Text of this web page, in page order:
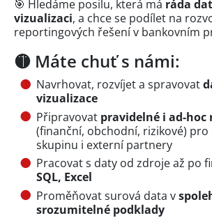
🎯 Hledáme posilu, která má ráda
vizualizaci, a chce se podílet na
reportingových řešení v bankovním
🟡 Máte chuť s námi:
Navrhovat, rozvíjet a spravovat
vizualizace
Připravovat pravidelné i ad-hoc
(finanční, obchodní, rizikové) pro
skupinu i externí partnery
Pracovat s daty od zdroje až po
SQL, Excel
Proměňovat surová data v
srozumitelné podklady